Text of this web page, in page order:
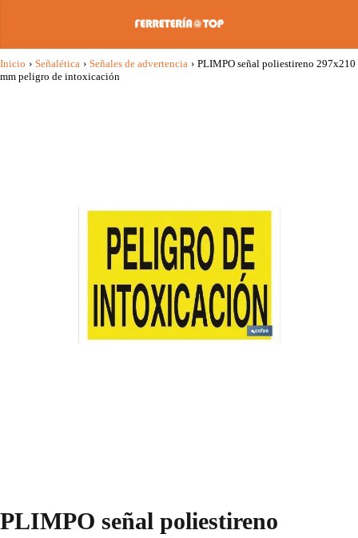
Inicio › Señalética › Señales de advertencia › PLIMPO señal poliestireno 297x210
mm peligro de intoxicación
PLIMPO señal poliestireno